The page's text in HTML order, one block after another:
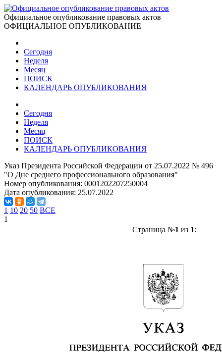
Официальное опубликование правовых актов
ОФИЦИАЛЬНОЕ ОПУБЛИКОВАНИЕ
Сегодня
Неделя
Месяц
ПОИСК
КАЛЕНДАРЬ ОПУБЛИКОВАНИЯ
Сегодня
Неделя
Месяц
ПОИСК
КАЛЕНДАРЬ ОПУБЛИКОВАНИЯ
Указ Президента Российской Федерации от 25.07.2022 № 496
"О Дне среднего профессионального образования"
Номер опубликования: 0001202207250004
Дата опубликования: 25.07.2022
1 10 20 50 ВСЕ
1
Страница №1 из 1: